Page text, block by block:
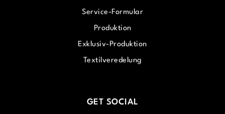
Service-Formular
Produktion
Exklusiv-Produktion
Textilveredelung
GET SOCIAL